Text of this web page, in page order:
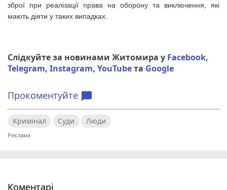
зброї при реалізації права на оборону та виключення, які
мають діяти у таких випадках.
Слідкуйте за новинами Житомира у Facebook,
Telegram, Instagram, YouTubeта Google
Прокоментуйте chat_bubble
Кримінал Суди Люди
Коментарі